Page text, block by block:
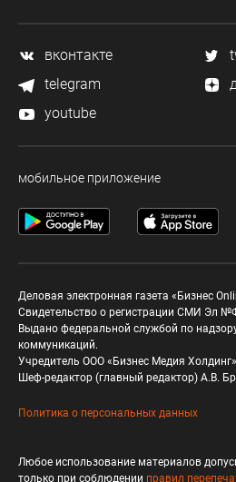
вконтакте
telegram
youtube
мобильное приложение
Деловая электронная газета «Бизнес
Свидетельство о регистрации СМИ Эл
Выдано федеральной службой по
коммуникаций.
Учредитель ООО «Бизнес Медия Холдинг»
Шеф-редактор (главный редактор) А.В.
Политика о персональных данных
Любое использование материалов
только при соблюдении правил